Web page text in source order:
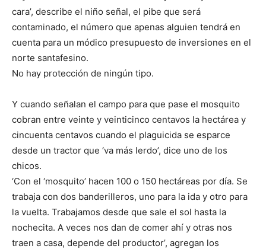
cara’, describe el niño señal, el pibe que será
contaminado, el número que apenas alguien tendrá en
cuenta para un módico presupuesto de inversiones en el
norte santafesino.
No hay protección de ningún tipo.
Y cuando señalan el campo para que pase el mosquito
cobran entre veinte y veinticinco centavos la hectárea y
cincuenta centavos cuando el plaguicida se esparce
desde un tractor que ‘va más lerdo’, dice uno de los
chicos.
‘Con el ‘mosquito’ hacen 100 o 150 hectáreas por día. Se
trabaja con dos banderilleros, uno para la ida y otro para
la vuelta. Trabajamos desde que sale el sol hasta la
nochecita. A veces nos dan de comer ahí y otras nos
traen a casa, depende del productor’, agregan los